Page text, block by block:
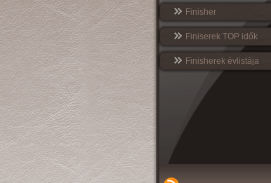
Finisher
Finiserek TOP idők
Finisherek évlistája